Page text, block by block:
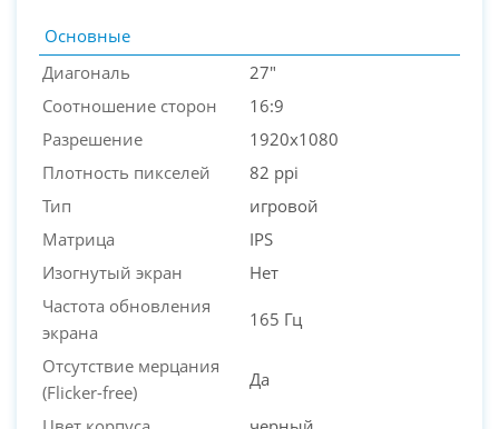
Основные
Диагональ
27"
Соотношение сторон
16:9
Разрешение
1920x1080
Плотность пикселей
82 ppi
Тип
игровой
Матрица
IPS
Изогнутый экран
Нет
Частота обновления
экрана
165 Гц
Отсутствие мерцания
(Flicker-free)
Да